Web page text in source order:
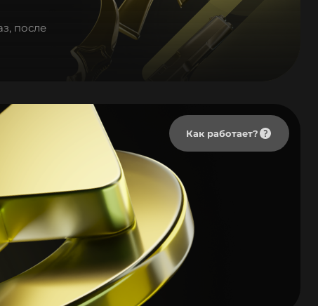
после
Как работает?